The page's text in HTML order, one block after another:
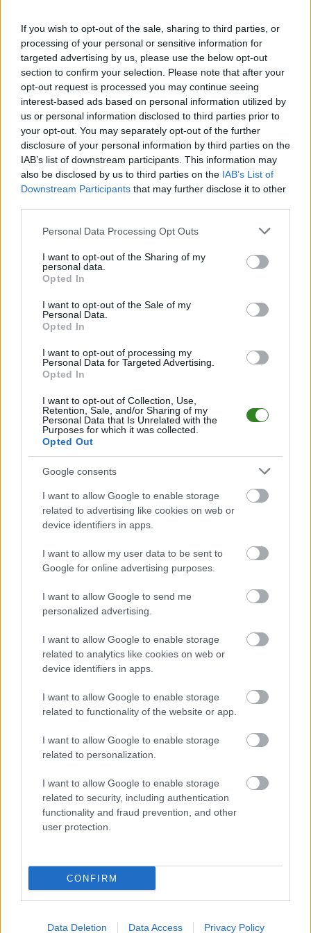
If you wish to opt-out of the sale, sharing to third parties, or
processing of your personal or sensitive information for
targeted advertising by us, please use the below opt-out
section to confirm your selection. Please note that after your
opt-out request is processed you may continue seeing
interest-based ads based on personal information utilized by
us or personal information disclosed to third parties prior to
your opt-out. You may separately opt-out of the further
disclosure of your personal information by third parties on the
IAB’s list of downstream participants. This information may
also be disclosed by us to third parties on the IAB’s List of
Downstream Participants that may further disclose it to other
Please note that this website/app uses one or more Google
not limited to your visit or usage behaviour. You may click to
grant or deny consent to Google and its third-party tags to
use your data for below specified purposes in below Google
consent section.
Personal Data Processing Opt Outs
I want to opt-out of the Sharing of my
personal data.
Opted In
I want to opt-out of the Sale of my
Personal Data.
Opted In
I want to opt-out of processing my
Personal Data for Targeted Advertising.
Opted In
I want to opt-out of Collection, Use,
Retention, Sale, and/or Sharing of my
Personal Data that Is Unrelated with the
Purposes for which it was collected.
Opted Out
Google consents
I want to allow Google to enable storage
related to advertising like cookies on web or
device identifiers in apps.
I want to allow my user data to be sent to
Google for online advertising purposes.
I want to allow Google to send me
personalized advertising.
I want to allow Google to enable storage
related to analytics like cookies on web or
device identifiers in apps.
I want to allow Google to enable storage
related to functionality of the website or app.
I want to allow Google to enable storage
related to personalization.
I want to allow Google to enable storage
related to security, including authentication
functionality and fraud prevention, and other
user protection.
CONFIRM
Data Deletion Data Access Privacy Policy
Spotkanie pomiędzyOdra Opole i Polonia Bytomrozegrane zostanie
w ramach I liga (30. kolejki - I liga).
Na stronie PodkarpacieLive.plznajdzieszwynik meczu, strzelców
bramek, kartki, składy, statystyki i informacje o przebiegu
spotkania . To kompletne źródło danych dla kibiców i pasjonatów
lokalnej piłki nożnej. Jeżeli aktualnie nie widzisz tutaj danych z pewnością
pracujemy nad tym żeby je uzupełnić.
Wynik meczu Odra Opole vs Polonia Bytom
Po zakończeniu spotkania automatycznie publikujemyoficjalny wynik
spotkania, a także dane meczowe, jeśli są dostępne.
Pełny harmonogram rozgrywek dostępny jest tutaj:
rezerwowych, zmiany oraz listę strzelców bramek
. Informacje te
Śledź mecze swojej drużyny
częściej. Nasz serwis regularnie dostarcza informacje oterminach
meczów, wynikach, transferach i newsach klubowych .
PodkarpacieLive.pl to największa baza
bądź na bieżąco z wydarzeniami z boisk!
Analiza przed meczem: Odra Opole vs Polonia Bytom
Odra Opole - Polonia Bytomodbędzie się w ramach 30. kolejki - I
liga. Spotkanie zostanie rozegrane w dniu 26 kwietnia 2026. Początek
meczu o godz. 17:00.
Odra Opoleprzystępuje do tego spotkania w roli gospodarza. Jak
drużyna radzi sobie w sezonie 2025/2026 rozgrywek I liga przed własną
publicznością? Na tej stronie możecie zobaczyć tabelę uwzględniającą
wyjazdowe możecie natomiast sprawdzić jak spisuje się klubPolonia
I liga - sytuacja w tabeli
Przed meczami 30. kolejki - I liga gospodarze (Odra Opole) zajmują
miejsce w tabeli. Goście (Polonia Bytom) plasują się na
10. miejscu.
bramkowe.
Odra Opole vs. Polonia Bytom - relacja, wynik na żywo, transmisja
Wynik meczu Odra Opole - Polonia Bytom znajdziesz na naszej stronie
zaraz po jego zakończeniu. Jeżeli szukasz informacji meczowych, zajrzyj
Odra Opole vs. Polonia Bytom - wynik, składy, strzelcy
Jeżeli w internecie lub TV dostępna jest
albo innych spotkań I liga na pewno
znajdziesz takie informacje na naszym portalu. Możliwe jednak, że nigdzie
nie pojawi się stream online z tego pojedynku. Śledź portal
Asseco Resovia| Developres Rzeszów |ITA TOOLS Stal Mielec
Cellfast Wilki Krosno| Texom Stal Rzeszów|Stal Mielec
Motor Lublin|Stal Rzeszów| Stal Stalowa Wola|Wisła Kraków
Resovia|Wieczysta Kraków
Mecze dziś Wyniki LIVE Transmisje
kartki okolicznościowe